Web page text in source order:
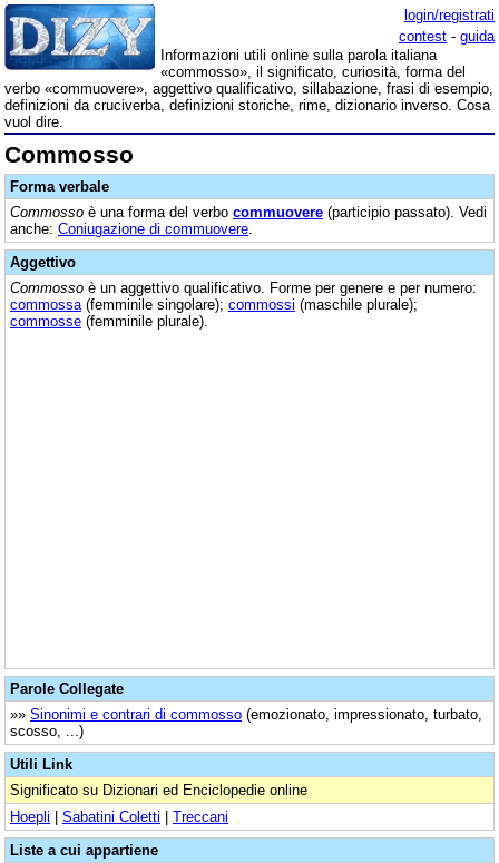
login/registrati
contest - guida
Informazioni utili online sulla parola italiana
«commosso», il significato, curiosità, forma del
verbo «commuovere», aggettivo qualificativo, sillabazione, frasi di esempio,
definizioni da cruciverba, definizioni storiche, rime, dizionario inverso. Cosa
vuol dire.
Commosso
Forma verbale
Commosso è una forma del verbo commuovere (participio passato). Vedi
anche: Coniugazione di commuovere
Aggettivo
Commosso è un aggettivo qualificativo. Forme per genere e per numero:
commossa (femminile singolare); commossi (maschile plurale);
commosse (femminile plurale).
Parole Collegate
»» Sinonimi e contrari di commosso (emozionato, impressionato, turbato,
scosso, ...)
Utili Link
Significato su Dizionari ed Enciclopedie online
Hoepli | Sabatini Coletti | Treccani
Liste a cui appartiene